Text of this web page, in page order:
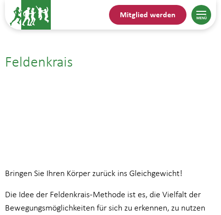
Mitglied werden
Feldenkrais
Bringen Sie Ihren Körper zurück ins Gleichgewicht!
Die Idee der Feldenkrais-Methode ist es, die Vielfalt der
Bewegungsmöglichkeiten für sich zu erkennen, zu nutzen